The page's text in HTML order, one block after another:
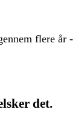
flere år -
det.